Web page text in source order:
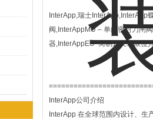
InterApp,瑞士InterApp,InterApp
阀,InterAppMU – 单向密封刀闸
器,InterAppES–简易式安装限位
InterApp公司介绍
InterApp 在全球范围内设计、生